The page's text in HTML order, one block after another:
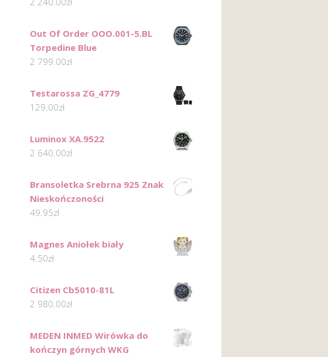
Out Of Order OOO.001-5.BL
Torpedine Blue
2 799.00zł
Testarossa ZG_4779
129.00zł
Luminox XA.9522
2 640.00zł
Bransoletka Srebrna 925 Znak
Nieskończoności
49.95zł
Magnes Aniołek biały
4.50zł
Citizen Cb5010-81L
2 980.00zł
MEDEN INMED Wirówka do
kończyn górnych WKG